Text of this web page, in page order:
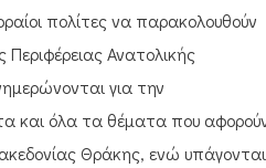
πολίτες να παρακολουθούν
Ανατολικής
για την
και όλα τα θέματα που
Θράκης, ενώ υπάγονται